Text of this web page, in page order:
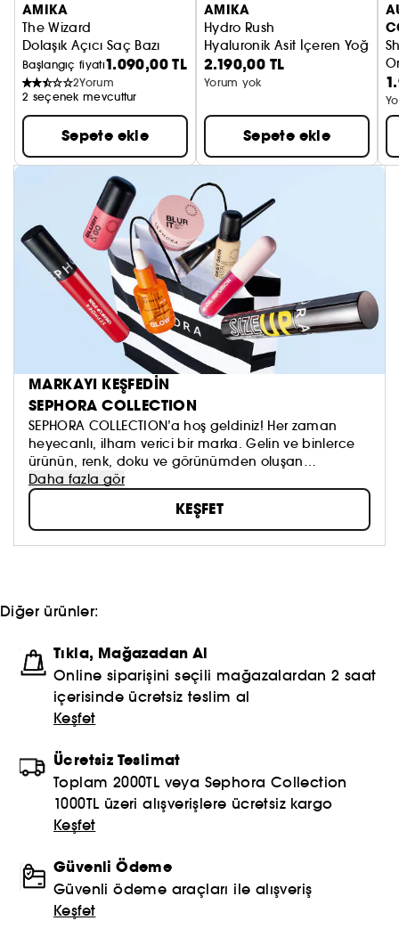
AMIKA
The Wizard
Dolaşık Açıcı Saç Bazı
Başlangıç fiyatı1.090,00 TL
2Yorum
2 seçenek mevcuttur
Sepete ekle
AMIKA
Hydro Rush
Hyaluronik Asit İçeren Yoğun
2.190,00 TL
Yorum yok
Sepete ekle
MARKAYI KEŞFEDİN
SEPHORA COLLECTION
SEPHORA COLLECTION’a hoş geldiniz! Her zaman
heyecanlı, ilham verici bir marka. Gelin ve binlerce
ürünün, renk, doku ve görünümden oluşan
koleksiyonumuzu keşfedin. Dilediğinizi sürmeye, kendi
güzellik anlayışınızı oluşturmaya ve hepsinden de
öte, aynada gördüklerinizi sevmeye çekinmeyin!
Topla, oyna ve paylaş #sephoracollection
Daha fazla gör
KEŞFET
Diğer ürünler:
Tıkla, Mağazadan Al
Online siparişini seçili mağazalardan 2 saat
içerisinde ücretsiz teslim al
Keşfet
Ücretsiz Teslimat
Toplam 2000TL veya Sephora Collection
1000TL üzeri alışverişlere ücretsiz kargo
Keşfet
Güvenli Ödeme
Güvenli ödeme araçları ile alışveriş
Keşfet